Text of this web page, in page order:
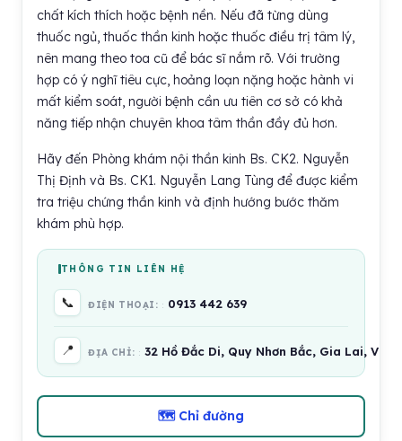
chất kích thích hoặc bệnh nền. Nếu đã từng dùng
thuốc ngủ, thuốc thần kinh hoặc thuốc điều trị tâm lý,
nên mang theo toa cũ để bác sĩ nắm rõ. Với trường
hợp có ý nghĩ tiêu cực, hoảng loạn nặng hoặc hành vi
mất kiểm soát, người bệnh cần ưu tiên cơ sở có khả
năng tiếp nhận chuyên khoa tâm thần đầy đủ hơn.
Hãy đến Phòng khám nội thần kinh Bs. CK2. Nguyễn
Thị Định và Bs. CK1. Nguyễn Lang Tùng để được kiểm
tra triệu chứng thần kinh và định hướng bước thăm
khám phù hợp.
THÔNG TIN LIÊN HỆ
📞 ĐIỆN THOẠI: 0913 442 639
📍 ĐỊA CHỈ: 32 Hồ Đắc Di, Quy Nhơn Bắc, Gia Lai, Việt
🗺 Chỉ đường